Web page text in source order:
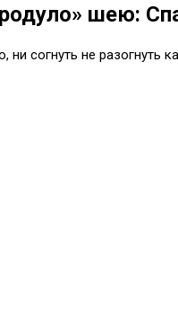
шею:
согнуть не разогнуть